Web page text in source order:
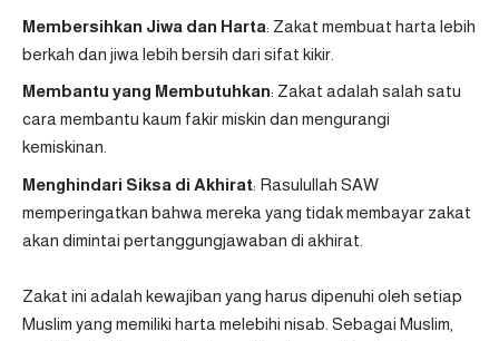
Membersihkan Jiwa dan Harta: Zakat membuat harta lebih
berkah dan jiwa lebih bersih dari sifat kikir.
Membantu yang Membutuhkan: Zakat adalah salah satu
cara membantu kaum fakir miskin dan mengurangi
kemiskinan.
Menghindari Siksa di Akhirat: Rasulullah SAW
memperingatkan bahwa mereka yang tidak membayar zakat
akan dimintai pertanggungjawaban di akhirat.
Zakat ini adalah kewajiban yang harus dipenuhi oleh setiap
Muslim yang memiliki harta melebihi nisab. Sebagai Muslim,